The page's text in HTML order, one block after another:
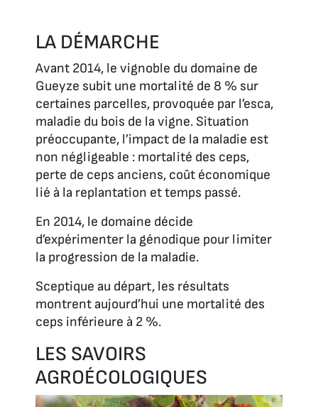
LA DÉMARCHE
Avant 2014, le vignoble du domaine de
Gueyze subit une mortalité de 8 % sur
certaines parcelles, provoquée par l’esca,
maladie du bois de la vigne. Situation
préoccupante, l’impact de la maladie est
non négligeable : mortalité des ceps,
perte de ceps anciens, coût économique
lié à la replantation et temps passé.
En 2014, le domaine décide
d’expérimenter la génodique pour limiter
la progression de la maladie.
Sceptique au départ, les résultats
montrent aujourd’hui une mortalité des
ceps inférieure à 2 %.
LES SAVOIRS
AGROÉCOLOGIQUES